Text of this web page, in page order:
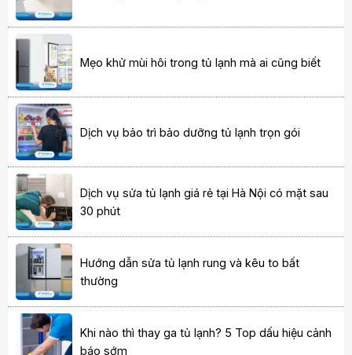
Mẹo khử mùi hôi trong tủ lạnh mà ai cũng biết
Dịch vụ bảo trì bảo dưỡng tủ lạnh trọn gói
Dịch vụ sửa tủ lạnh giá rẻ tại Hà Nội có mặt sau
30 phút
Hướng dẫn sửa tủ lạnh rung và kêu to bất
thường
Khi nào thì thay ga tủ lạnh? 5 Top dấu hiệu cảnh
báo sớm